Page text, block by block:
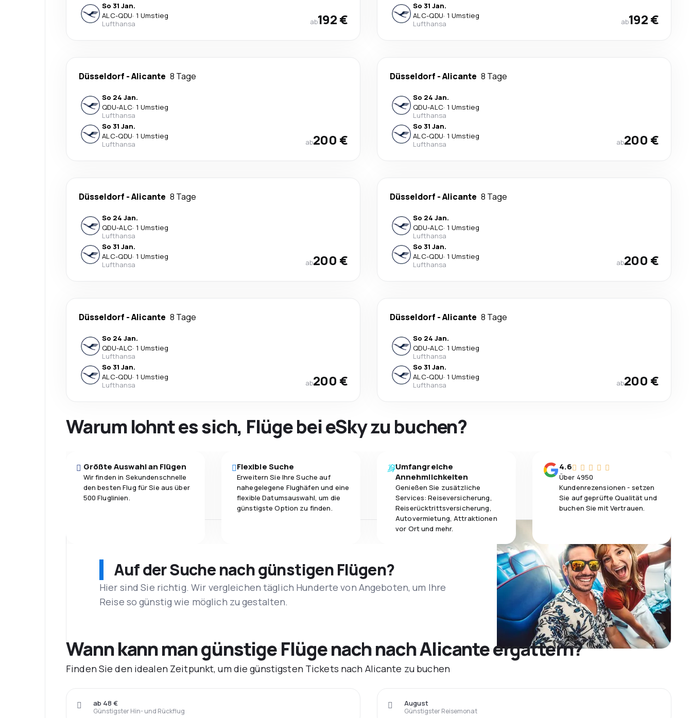
So 31 Jan.
ALC-QDU· 1 Umstieg
Lufthansa
ab192 €
So 31 Jan.
ALC-QDU· 1 Umstieg
Lufthansa
ab192 €
Düsseldorf -Alicante 8 Tage
So 24 Jan.
QDU-ALC· 1 Umstieg
Lufthansa
So 31 Jan.
ALC-QDU· 1 Umstieg
Lufthansa
ab200 €
Düsseldorf -Alicante 8 Tage
So 24 Jan.
QDU-ALC· 1 Umstieg
Lufthansa
So 31 Jan.
ALC-QDU· 1 Umstieg
Lufthansa
ab200 €
Düsseldorf -Alicante 8 Tage
So 24 Jan.
QDU-ALC· 1 Umstieg
Lufthansa
So 31 Jan.
ALC-QDU· 1 Umstieg
Lufthansa
ab200 €
Düsseldorf -Alicante 8 Tage
So 24 Jan.
QDU-ALC· 1 Umstieg
Lufthansa
So 31 Jan.
ALC-QDU· 1 Umstieg
Lufthansa
ab200 €
Düsseldorf -Alicante 8 Tage
So 24 Jan.
QDU-ALC· 1 Umstieg
Lufthansa
So 31 Jan.
ALC-QDU· 1 Umstieg
Lufthansa
ab200 €
Düsseldorf -Alicante 8 Tage
So 24 Jan.
QDU-ALC· 1 Umstieg
Lufthansa
So 31 Jan.
ALC-QDU· 1 Umstieg
Lufthansa
ab200 €
Warum lohnt es sich, Flüge bei eSky zu buchen?
Größte Auswahl an Flügen
Wir finden in Sekundenschnelle
den besten Flug für Sie aus über
500 Fluglinien.
Flexible Suche
Erweitern Sie Ihre Suche auf
nahegelegene Flughäfen und eine
flexible Datumsauswahl, um die
günstigste Option zu finden.
Umfangreiche
Annehmlichkeiten
Genießen Sie zusätzliche
Services: Reiseversicherung,
Reiserücktrittsversicherung,
Autovermietung, Attraktionen
vor Ort und mehr.
4.6
Über 4950
Kundenrezensionen - setzen
Sie auf geprüfte Qualität und
buchen Sie mit Vertrauen.
Auf der Suche nach günstigen Flügen?
Hier sind Sie richtig. Wir vergleichen täglich Hunderte von Angeboten, um Ihre
Reise so günstig wie möglich zu gestalten.
Wann kann man günstige Flüge nach nach Alicante ergattern?
Finden Sie den idealen Zeitpunkt, um die günstigsten Tickets nach Alicante zu buchen
Günstigster Hin- und Rückflug
ab 48 €
Günstigster Reisemonat
August